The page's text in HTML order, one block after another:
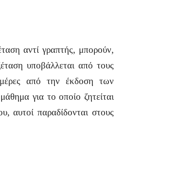
αντί γραπτής, μπορούν,
υποβάλλεται από τους
από την έκδοση των
για το οποίο ζητείται
αυτοί παραδίδονται στους